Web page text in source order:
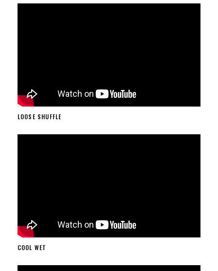
LOOSE SHUFFLE
COOL WET